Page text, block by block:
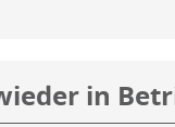
in